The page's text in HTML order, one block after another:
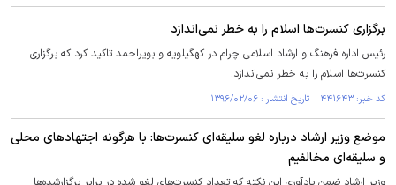
برگزاری کنسرت‌ها اسلام را به خطر نمی‌اندازد
رئیس اداره فرهنگ و ارشاد اسلامی چرام در کهگیلویه و بویراحمد تاکید کرد که برگزاری
کنسرت‌ها اسلام را به خطر نمی‌اندازد.
کد خبر: ۴۴۱۶۴۳ تاریخ انتشار : ۱۳۹۶/۰۲/۰۶
موضع وزیر ارشاد درباره لغو سلیقه‌ای کنسرت‌ها: با هرگونه اجتهادهای محلی
و سلیقه‌ای مخالفیم